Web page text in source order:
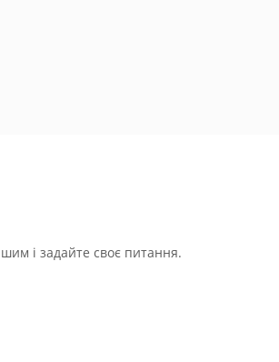
і задайте своє питання.